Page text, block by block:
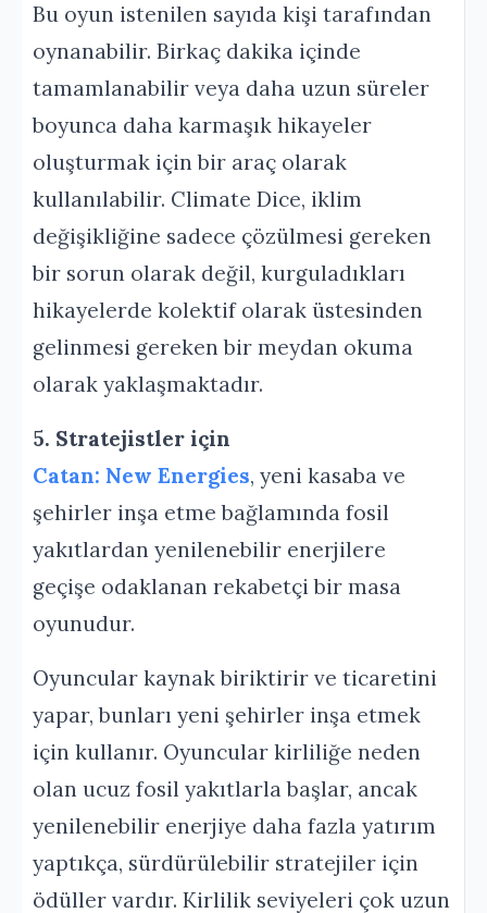
Bu oyun istenilen sayıda kişi tarafından
oynanabilir. Birkaç dakika içinde
tamamlanabilir veya daha uzun süreler
boyunca daha karmaşık hikayeler
oluşturmak için bir araç olarak
kullanılabilir. Climate Dice, iklim
değişikliğine sadece çözülmesi gereken
bir sorun olarak değil, kurguladıkları
hikayelerde kolektif olarak üstesinden
gelinmesi gereken bir meydan okuma
olarak yaklaşmaktadır.
5. Stratejistler için
Catan: New Energies, yeni kasaba ve
şehirler inşa etme bağlamında fosil
yakıtlardan yenilenebilir enerjilere
geçişe odaklanan rekabetçi bir masa
oyunudur.
Oyuncular kaynak biriktirir ve ticaretini
yapar, bunları yeni şehirler inşa etmek
için kullanır. Oyuncular kirliliğe neden
olan ucuz fosil yakıtlarla başlar, ancak
yenilenebilir enerjiye daha fazla yatırım
yaptıkça, sürdürülebilir stratejiler için
ödüller vardır. Kirlilik seviyeleri çok uzun